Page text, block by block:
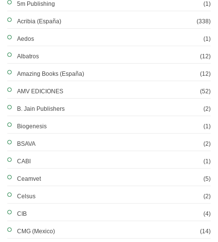
5m Publishing (1)
Acribia (España) (338)
Aedos (1)
Albatros (12)
Amazing Books (España) (12)
AMV EDICIONES (52)
B. Jain Publishers (2)
Biogenesis (1)
BSAVA (2)
CABI (1)
Ceamvet (5)
Celsus (2)
CIB (4)
CMG (Mexico) (14)